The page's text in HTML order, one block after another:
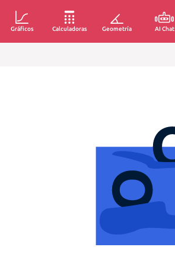
Gráficos Calculadoras Geometría AI Chat